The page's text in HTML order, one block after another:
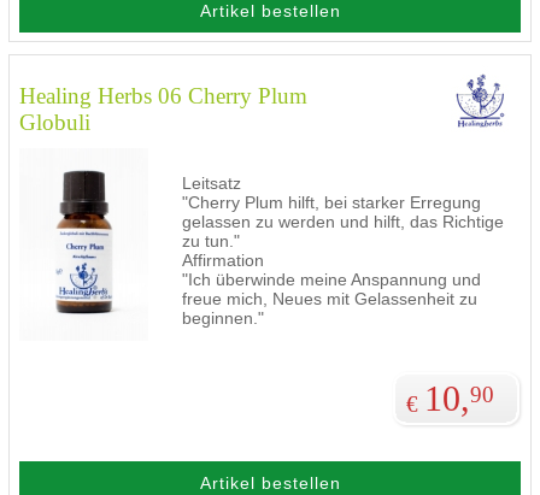
Artikel bestellen
Healing Herbs 06 Cherry Plum
Globuli
Leitsatz
"Cherry Plum hilft, bei starker Erregung
gelassen zu werden und hilft, das Richtige
zu tun."
Affirmation
"Ich überwinde meine Anspannung und
freue mich, Neues mit Gelassenheit zu
beginnen."
€ 10,90
Artikel bestellen